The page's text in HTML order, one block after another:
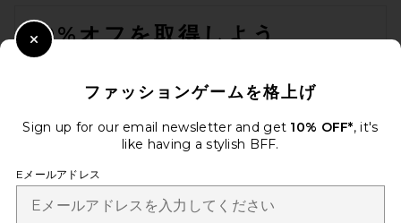
10%オフを取得しよう
プライバシーポリシー
ファッションゲームを格上げ
Sign up for our email newsletter and get 10% OFF*, it's
like having a stylish BFF.
Eメールアドレス
Close Modal